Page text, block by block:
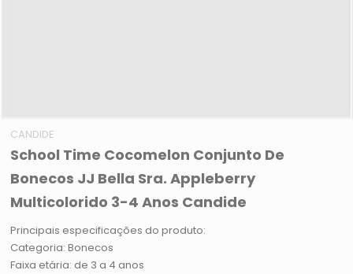
CANDIDE
School Time Cocomelon Conjunto De
Bonecos JJ Bella Sra. Appleberry
Multicolorido 3-4 Anos Candide
Principais especificações do produto:
Categoria: Bonecos
Faixa etária: de 3 a 4 anos